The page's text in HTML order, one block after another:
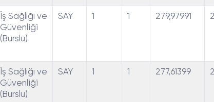
İş Sağlığı ve
Güvenliği
(Burslu)
SAY 1 1 279,97991
İş Sağlığı ve
Güvenliği
(Burslu)
SAY 1 1 277,61399